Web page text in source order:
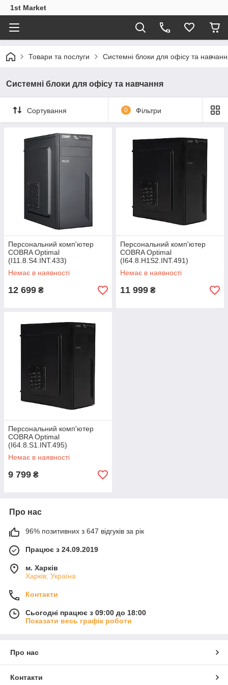
1st Market
Товари та послуги Системні блоки для офісу та
Системні блоки для офісу та навчання
Сортування 0 Фільтри
Персональний комп'ютер
COBRA Optimal
(I11.8.S4.INT.433)
Немає в наявності
12 699 ₴
Персональний комп'ютер
COBRA Optimal
(I64.8.H1S2.INT.491)
Немає в наявності
11 999 ₴
Персональний комп'ютер
COBRA Optimal
(I64.8.S1.INT.495)
Немає в наявності
9 799 ₴
Про нас
96% позитивних з 647 відгуків за рік
Працює з 24.09.2019
м. Харків
Харків, Україна
Контакти
Сьогодні працює з 09:00 до 18:00
Показати весь графік роботи
Про нас
Контакти